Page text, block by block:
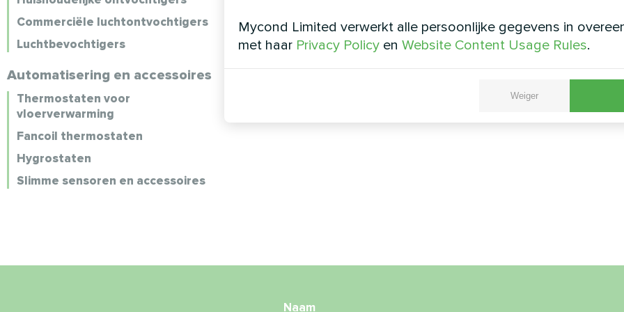
Commerciële luchtontvochtigers
Luchtbevochtigers
Automatisering en accessoires
Thermostaten voor
vloerverwarming
Fancoil thermostaten
Hygrostaten
Slimme sensoren en accessoires
Naam
Mycond Limited verwerkt alle persoonlijke gegevens in
met haar Privacy Policy en Website Content Usage Rules.
Weiger